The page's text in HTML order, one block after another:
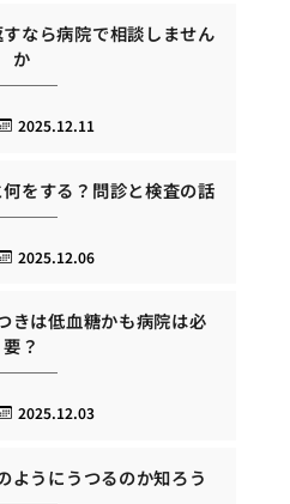
なら病院で相談しません
か
2025.12.11
をする？問診と検査の話
2025.12.06
きは低血糖かも病院は必
要？
2025.12.03
ようにうつるのか知ろう